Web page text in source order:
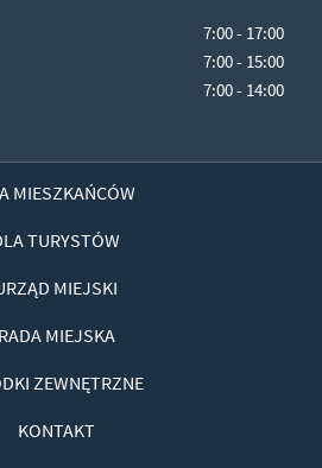
7:00 - 17:00
7:00 - 15:00
7:00 - 14:00
MIESZKAŃCÓW
TURYSTÓW
MIEJSKI
RADA MIEJSKA
ZEWNĘTRZNE
KONTAKT